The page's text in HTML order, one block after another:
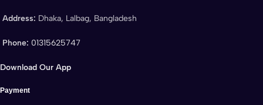
Address: Dhaka, Lalbag, Bangladesh
Phone: 01315625747
Download Our App
Payment